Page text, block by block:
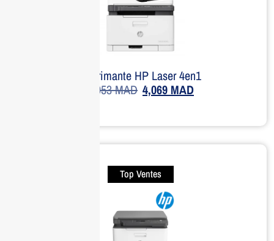
Imprimante HP Laser 4en1
5,053MAD 4,069 MAD
Top Ventes